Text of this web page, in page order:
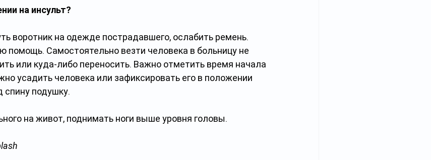
на инсульт?
воротник на одежде пострадавшего, ослабить ремень.
помощь. Самостоятельно везти человека в больницу не
или куда-либо переносить. Важно отметить время начала
усадить человека или зафиксировать его в положении
подушку.
на живот, поднимать ноги выше уровня головы.